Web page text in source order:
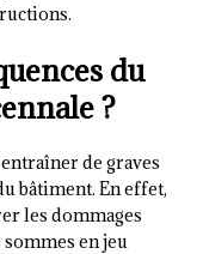
du
?
de graves
bâtiment. En effet,
les dommages
sommes en jeu